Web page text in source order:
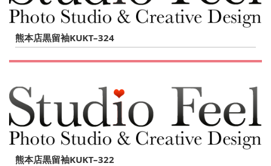
熊本店黒留袖KUKT–324
熊本店黒留袖KUKT–322